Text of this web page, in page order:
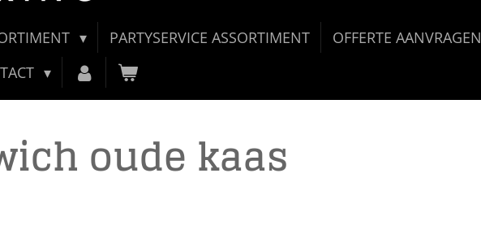
PARTYSERVICE ASSORTIMENT
OFFERTE AANVRAGEN
oude kaas